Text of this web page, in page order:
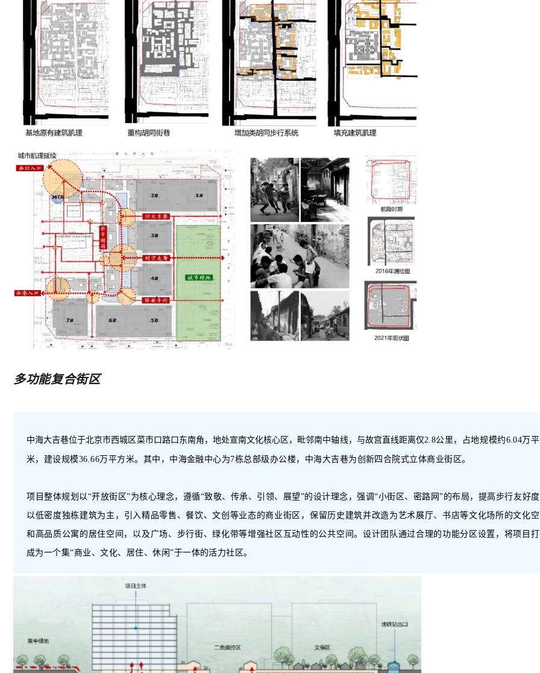
多功能复合街区
中海大吉巷位于北京市西城区菜市口路口东南角，地处宣南文化核心区，毗邻南中轴线，与故宫直线距离仅2.8公里，占地规模约6.04万
米，建设规模36.66万平方米。其中，中海金融中心为7栋总部级办公楼，中海大吉巷为创新四合院式立体商业街区。
项目整体规划以 “开放街区”为核心理念，遵循“致敬、传承、引领、展望”的设计理念，强调“小街区、密路网”的布局，提高步行友好度
以低密度独栋建筑为主， 引入精品零售、餐饮、文创等业态的商业街区 ， 保留历史建筑并改造为艺术展厅、书店等文化场所的文化
和 高品质公寓 的居住空间，以及 广场、步行街、绿化带等增强社区互动性的公共空间。设计团队 通过合理的功能分区 设置 ， 将项目
成为一个集“商业、文化、居住、休闲”于一体的活力社区。